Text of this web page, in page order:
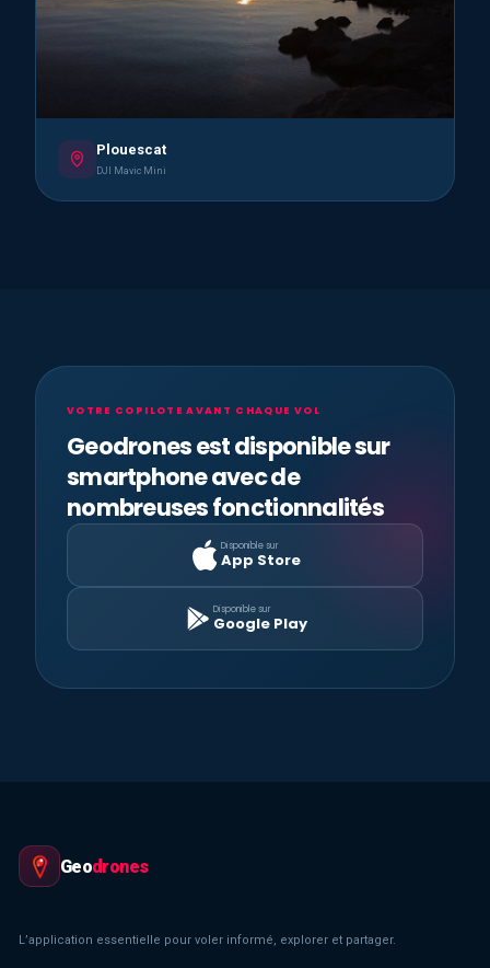
Plouescat
DJI Mavic Mini
VOTRE COPILOTE AVANT CHAQUE VOL
Geodrones est disponible sur
smartphone avec de
nombreuses fonctionnalités
Disponible sur
App Store
Disponible sur
Google Play
Geodrones
L’application essentielle pour voler informé, explorer et partager.